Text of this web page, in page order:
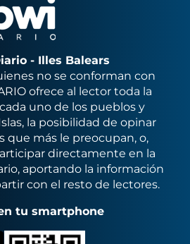
- Illes Balears
no se conforman con
ofrece al lector toda la
uno de los pueblos y
la posibilidad de opinar
que más le preocupan, o,
directamente en la
aportando la información
con el resto de lectores.
tu smartphone